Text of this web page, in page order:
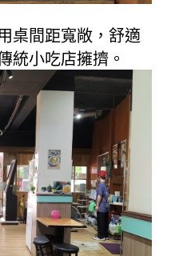
桌間距寬敞，舒適
統小吃店擁擠。